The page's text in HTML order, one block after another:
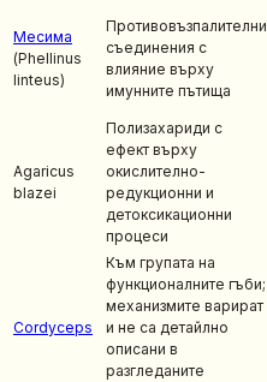
Месима
(Phellinus
linteus)
Противовъзпалителни
съединения с
влияние върху
имунните пътища
Agaricus
blazei
Полизахариди с
ефект върху
окислително-
редукционни и
детоксикационни
процеси
Cordyceps
Към групата на
функционалните гъби;
механизмите варират
и не са детайлно
описани в
разгледаните